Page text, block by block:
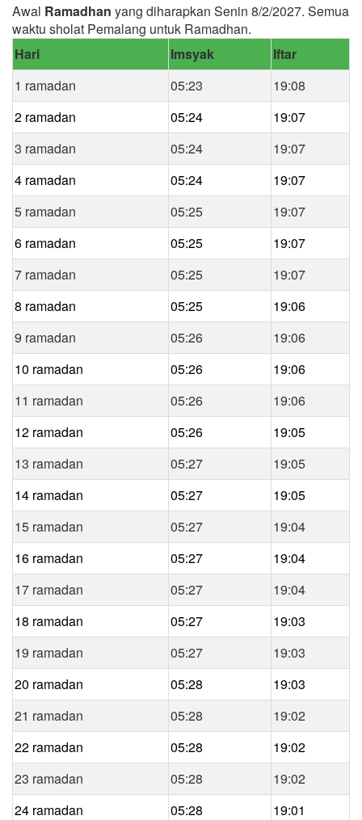
Awal Ramadhan yang diharapkan Senin 8/2/2027. Semua
waktu sholat Pemalang untuk Ramadhan.
Hari
Imsyak
Iftar
1 ramadan
05:23
19:08
2 ramadan
05:24
19:07
3 ramadan
05:24
19:07
4 ramadan
05:24
19:07
5 ramadan
05:25
19:07
6 ramadan
05:25
19:07
7 ramadan
05:25
19:07
8 ramadan
05:25
19:06
9 ramadan
05:26
19:06
10 ramadan
05:26
19:06
11 ramadan
05:26
19:06
12 ramadan
05:26
19:05
13 ramadan
05:27
19:05
14 ramadan
05:27
19:05
15 ramadan
05:27
19:04
16 ramadan
05:27
19:04
17 ramadan
05:27
19:04
18 ramadan
05:27
19:03
19 ramadan
05:27
19:03
20 ramadan
05:28
19:03
21 ramadan
05:28
19:02
22 ramadan
05:28
19:02
23 ramadan
05:28
19:02
24 ramadan
05:28
19:01